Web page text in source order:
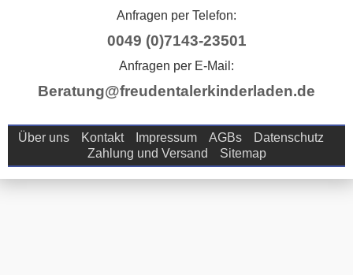
Anfragen per Telefon:
0049 (0)7143-23501
Anfragen per E-Mail:
Beratung@freudentalerkinderladen.de
Über uns Kontakt Impressum AGBs
Datenschutz
Zahlung und Versand
Sitemap